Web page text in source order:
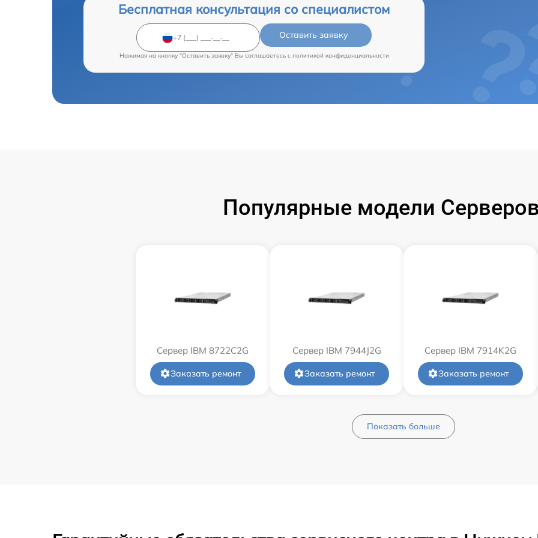
Бесплатная консультация со специалистом
Оставить заявку
Нажимая на кнопку "Оставить заявку" Вы соглашаетесь c политикой конфиденциальности
Популярные модели
Сервер IBM 8722C2G
Заказать ремонт
Сервер IBM 7944J2G
Заказать ремонт
Сервер IBM 7914K2G
Заказать ремонт
Показать больше